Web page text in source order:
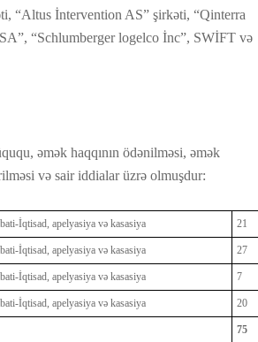
“Altus İntervention AS” şirkəti, “Qinterra
“Schlumberger logelco İnc”, SWİFT və
əmək haqqının ödənilməsi, əmək
və sair iddialar üzrə olmuşdur:
İqtisad, apelyasiya və kasasiya 21
İqtisad, apelyasiya və kasasiya 27
İqtisad, apelyasiya və kasasiya 7
İqtisad, apelyasiya və kasasiya 20
75